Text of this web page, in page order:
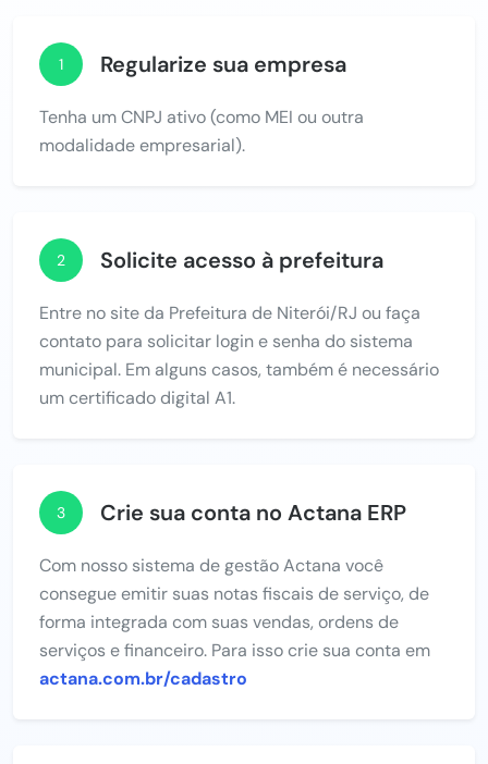
1 Regularize sua empresa
Tenha um CNPJ ativo (como MEI ou outra
modalidade empresarial).
2 Solicite acesso à prefeitura
Entre no site da Prefeitura de Niterói/RJ ou faça
contato para solicitar login e senha do sistema
municipal. Em alguns casos, também é necessário
um certificado digital A1.
3 Crie sua conta no Actana ERP
Com nosso sistema de gestão Actana você
consegue emitir suas notas fiscais de serviço, de
forma integrada com suas vendas, ordens de
serviços e financeiro. Para isso crie sua conta em
actana.com.br/cadastro